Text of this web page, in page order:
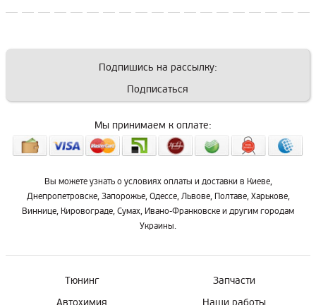
Подпишись на рассылку:
Подписаться
Мы принимаем к оплате:
Вы можете узнать о условиях оплаты и доставки в Киеве,
Днепропетровске, Запорожье, Одессе, Львове, Полтаве, Харькове,
Виннице, Кировограде, Сумах, Ивано-Франковске и другим городам
Украины.
Тюнинг
Запчасти
Автохимия
Наши работы